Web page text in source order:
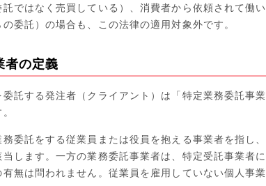
ではなく売買している）、消費者から依頼されて働い
委託）の場合も、この法律の適用対象外です。
者の定義
託する発注者（クライアント）は「特定業務委託事業
委託をする従業員または役員を抱える事業者を指し、
します。一方の業務委託事業者は、特定受託事業者に
無は問われません。従業員を雇用していない個人事業